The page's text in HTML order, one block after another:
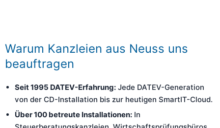
Warum Kanzleien aus Neuss uns
beauftragen
Seit 1995 DATEV-Erfahrung: Jede DATEV-Generation
von der CD-Installation bis zur heutigen SmartIT-Cloud.
Über 100 betreute Installationen: In